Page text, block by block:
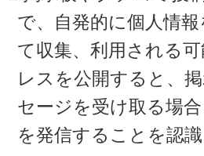
で、自発的に個人情
て収集、利用される
レスを公開すると、
セージを受け取る場
を発信することを認